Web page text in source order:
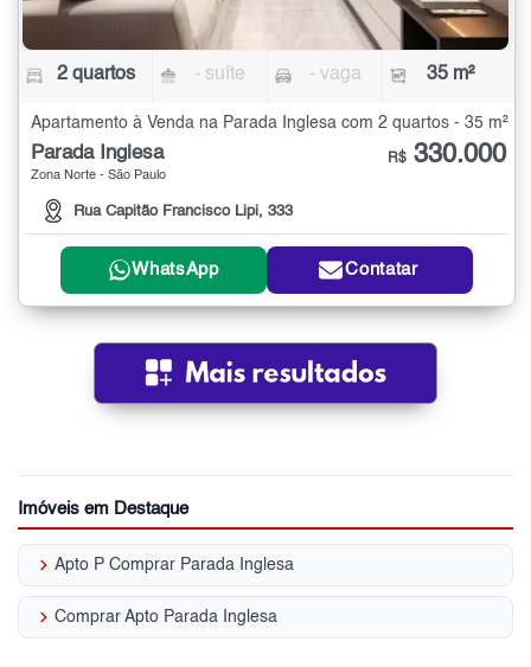
2 quartos - suíte - vaga 35 m²
Apartamento à Venda na Parada Inglesa com 2 quartos - 35 m²
Parada Inglesa
Zona Norte - São Paulo
Rua Capitão Francisco Lipi, 333
R$ 330.000
WhatsApp Contatar
Imóveis em Destaque
keyboard_arrow_right Apto P Comprar Parada Inglesa
keyboard_arrow_right Comprar Apto Parada Inglesa